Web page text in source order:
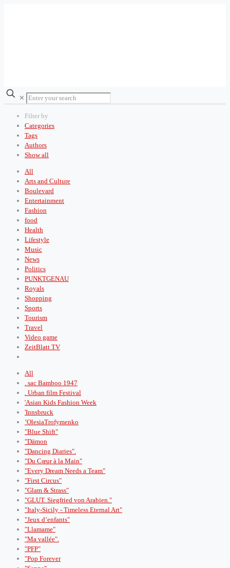
✕
Filter by
Categories
Tags
Authors
Show all
All
Arts and Culture
Boulevard
Entertainment
Fashion
food
Health
Lifestyle
Music
News
Politics
PUNKTGENAU
Royals
Shopping
Sports
Tourism
Travel
Video game
ZeitBlatt TV
All
. sac Bamboo 1947
. Urban film Festival
'Asian Kids Fashion Week
'Innsbruck
’OlesiaTrofymenko
"Blue Shift"
"Dämon
"Dancing Diaries".
"Du Cœur à la Main"
"Every Dream Needs a Team"
"First Circus"
"Glam & Strass"
"GLUT. Siegfried von Arabien."
"Italy-Sicily - Timeless Eternal Art"
"Jeux d’enfants"
"Llamame"
"Ma vallée".
"PFP"
"Pop Forever